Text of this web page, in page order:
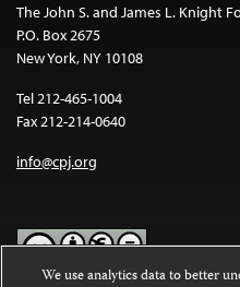
The John S. and James L. Knight
P.O. Box 2675
New York, NY 10108
Tel 212-465-1004
Fax 212-214-0640
info@cpj.org
We use analytics data to better